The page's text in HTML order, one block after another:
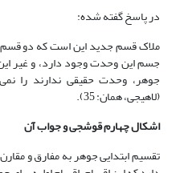
در پاسخ گفته شده:
ملاک قسم جدید این است که دو
جسم این وحدت وجود دارد، و غیر
جوهر، وحدت حقیقی ندارند را
(لاهیجی، همان: 35).
اشکال چهارم قوشجی و جواب آن
تقسیم ابتدایی جوهر به مفارق و